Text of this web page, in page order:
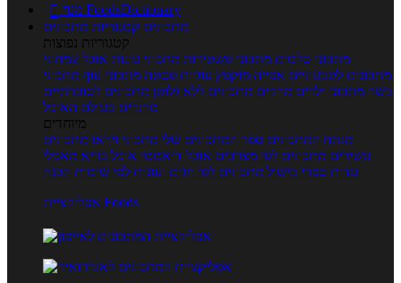

מנוי FoodsDictionary
מתכונים קטגוריות מתכונים
קטגוריות נפוצות
מתכוני סלטים מתכוני פשטידות מתכוני עוגות אוכל צמחוני
מתכונים לטבעוניים אפייה מוקפץ עוגיות פסטה מתכוני עוף מתכוני
בשר מתכוני ילדים מרקים מתכונים ללא גלוטן מתכונים לסוכרתיים
טרנדים בעולם האוכל
מיוחדים
מנתח המתכונים ספר המתכונים שלי מתכוני וידאו מתכונים
עשירים מתכונים לפי מצרכים אוכל דיאטטי אוכל בריא מאכלי
עדות ספרי בישול מתכונים לפי חגים ועונות לפי שיטות הכנה
אפליקציית Foods